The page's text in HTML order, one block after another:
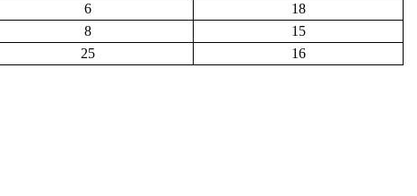
6
18
8
15
25
16